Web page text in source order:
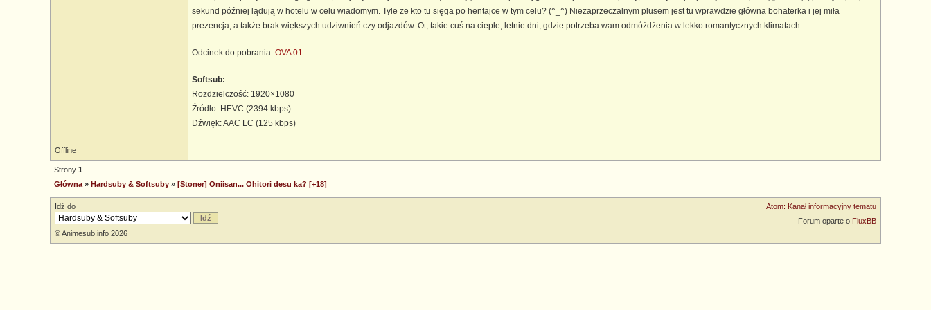
sekund później lądują w hotelu w celu wiadomym. Tyle że kto tu sięga po hentajce w tym celu? (^_^) Niezaprzeczalnym plusem jest tu wprawdzie główna bohaterka i jej miła
prezencja, a także brak większych udziwnień czy odjazdów. Ot, takie cuś na ciepłe, letnie dni, gdzie potrzeba wam odmóżdżenia w lekko romantycznych klimatach.
Odcinek do pobrania: OVA 01
Softsub:
Rozdzielczość: 1920×1080
Źródło: HEVC (2394 kbps)
Dźwięk: AAC LC (125 kbps)
Offline
Strony 1
Główna » Hardsuby & Softsuby » [Stoner] Oniisan... Ohitori desu ka? [+18]
Idź do
© Animesub.info 2026
Atom: Kanał informacyjny tematu
Forum oparte o FluxBB